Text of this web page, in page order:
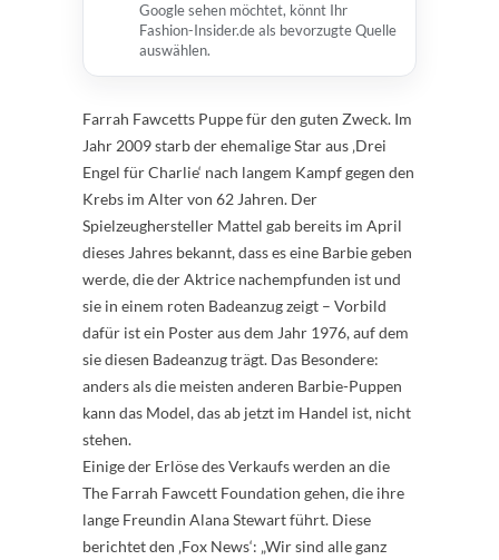
Google sehen möchtet, könnt Ihr
Fashion-Insider.de als bevorzugte Quelle
auswählen.
Farrah Fawcetts Puppe für den guten Zweck. Im
Jahr 2009 starb der ehemalige Star aus ‚Drei
Engel für Charlie‘ nach langem Kampf gegen den
Krebs im Alter von 62 Jahren. Der
Spielzeughersteller Mattel gab bereits im April
dieses Jahres bekannt, dass es eine Barbie geben
werde, die der Aktrice nachempfunden ist und
sie in einem roten Badeanzug zeigt – Vorbild
dafür ist ein Poster aus dem Jahr 1976, auf dem
sie diesen Badeanzug trägt. Das Besondere:
anders als die meisten anderen Barbie-Puppen
kann das Model, das ab jetzt im Handel ist, nicht
stehen.
Einige der Erlöse des Verkaufs werden an die
The Farrah Fawcett Foundation gehen, die ihre
lange Freundin Alana Stewart führt. Diese
berichtet den ‚Fox News‘: „Wir sind alle ganz